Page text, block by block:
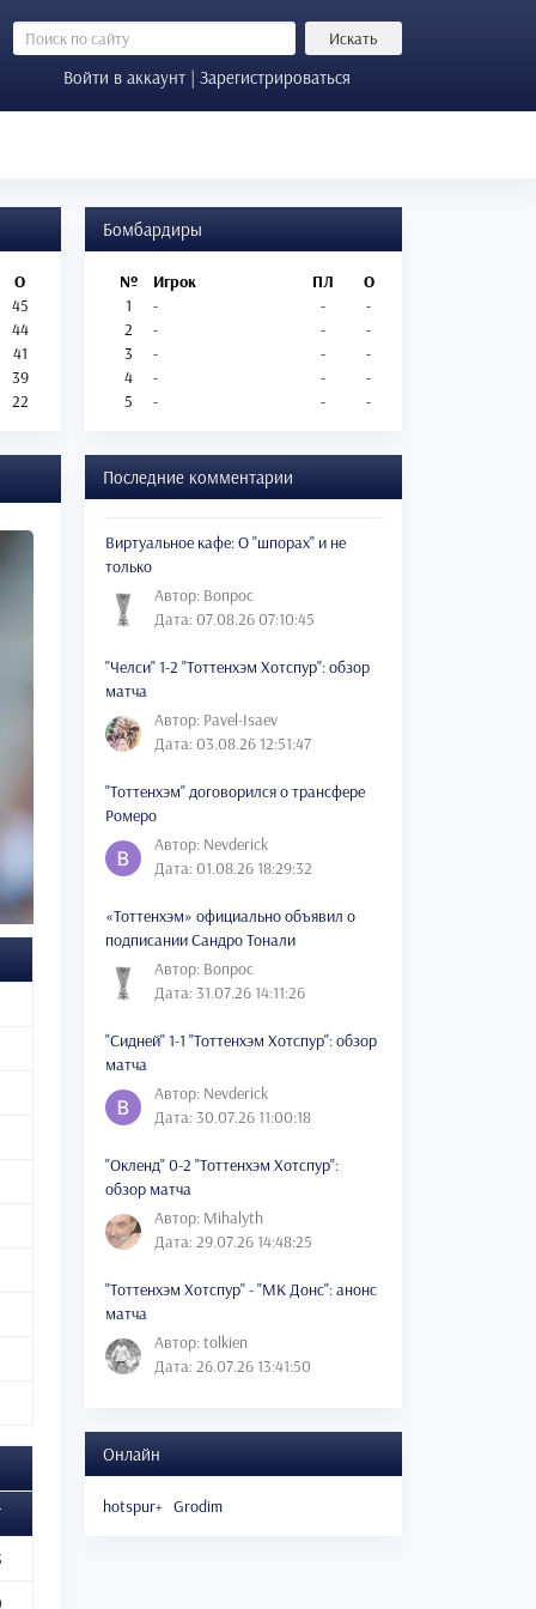
Искать
Войти в аккаунт | Зарегистрироваться
О
45
44
41
39
22
Бомбардиры
№ Игрок ПЛ
О
1
- -
-
2
- -
-
3
- -
-
4
- -
-
5
- - -
Последние комментарии
Виртуальное кафе: О "шпорах" и не
только
Автор: Вопрос
Дата: 07.08.26 07:10:45
"Челси" 1-2 "Тоттенхэм Хотспур": обзор
матча
Автор: Pavel-Isaev
Дата: 03.08.26 12:51:47
"Тоттенхэм" договорился о трансфере
Ромеро
Автор: Nevderick
Дата: 01.08.26 18:29:32
«Тоттенхэм» официально объявил о
подписании Сандро Тонали
Автор: Вопрос
Дата: 31.07.26 14:11:26
"Сидней" 1-1 "Тоттенхэм Хотспур": обзор
матча
Автор: Nevderick
Дата: 30.07.26 11:00:18
"Окленд" 0-2 "Тоттенхэм Хотспур":
обзор матча
Автор: Mihalyth
Дата: 29.07.26 14:48:25
"Тоттенхэм Хотспур" - "МК Донс": анонс
матча
Автор: tolkien
Дата: 26.07.26 13:41:50
Онлайн
hotspur+ Grodim